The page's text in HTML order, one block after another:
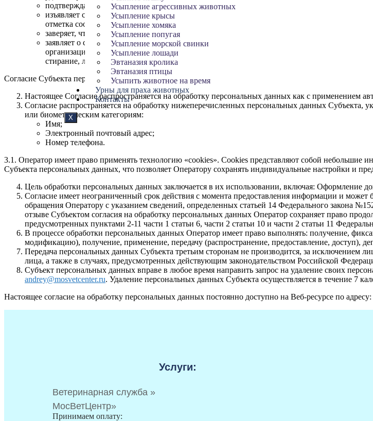
Усыпление агрессивных животных
Усыпление крысы
Усыпление хомяка
Усыпление попугая
Усыпление морской свинки
Усыпление лошади
Эвтаназия кролика
Эвтаназия птицы
Усыпить животное на время
Урны для праха животных
Контакты
X
подтверждает и заявляет, что текст настоящего Согласия и положения об обработке
изъявляет согласие на осуществление обработки персональных данных в полном объеме
отметка соответствующего поля в электронной форме обращения и активация кнопки
заверяет, что при выражении данного Согласия он руководствуется собственной волей,
заявляет о своей заинтересованности и выражает полное согласие на то, что обработка
организацию, накопление, сохранение, корректировку (актуализацию, модификацию),
стирание, ликвидацию персональных данных.
Согласие Субъекта персональных данных на обработку является определенным, осознанным и
Настоящее Согласие распространяется на обработку персональных данных как с применением
Согласие распространяется на обработку нижеперечисленных персональных данных
или биометрическим категориям:
Имя;
Электронный почтовый адрес;
Номер телефона.
3.1. Оператор имеет право применять технологию «cookies». Cookies представляют собой небольшие
Субъекта персональных данных, что позволяет Оператору сохранять индивидуальные настройки и
Цель обработки персональных данных заключается в их использовании, включая: Оформление
Согласие имеет неограниченный срок действия с момента предоставления информации и
обращения Оператору с указанием сведений, определенных статьей 14 Федерального закона
отзыве Субъектом согласия на обработку персональных данных Оператор сохраняет право
предусмотренных пунктами 2-11 части 1 статьи 6, части 2 статьи 10 и части 2 статьи 11
В процессе обработки персональных данных Оператор имеет право выполнять: получение,
модификацию), получение, применение, передачу (распространение, предоставление, доступ),
Передача персональных данных Субъекта третьим сторонам не производится, за
лица, а также в случаях, предусмотренных действующим законодательством Российской
Субъект персональных данных вправе в любое время направить запрос на удаление своих
andrey@mosvetcenter.ru. Удаление персональных данных Субъекта осуществляется в течение 7
Настоящее согласие на обработку персональных данных постоянно доступно на Веб-ресурсе по адресу:
Ветеринарная служба »
МосВетЦентр»
Принимаем оплату:
Услуги: